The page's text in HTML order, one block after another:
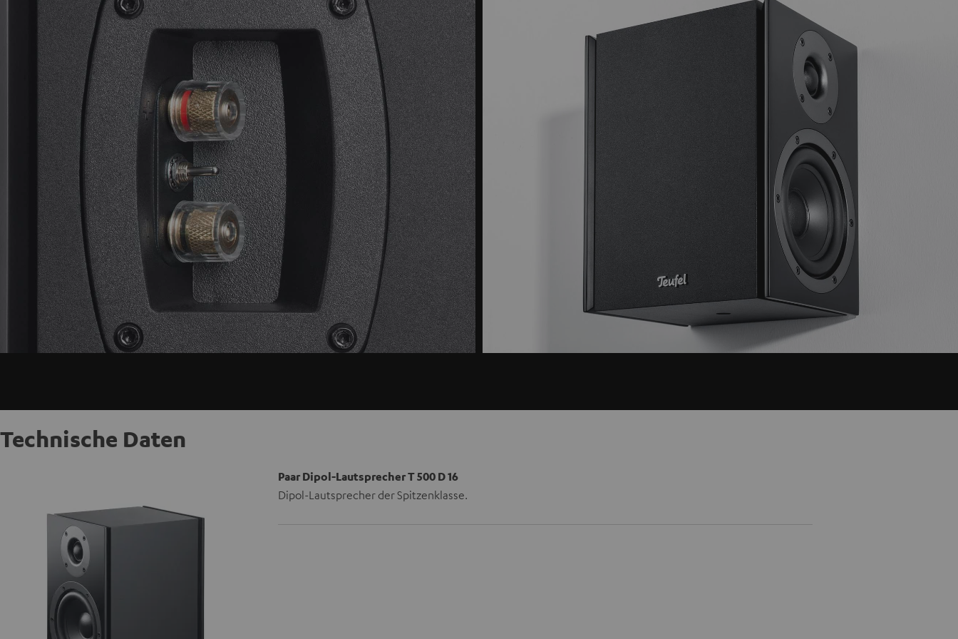
Technische Daten
Paar Dipol-Lautsprecher T 500 D 16
Dipol-Lautsprecher der Spitzenklasse.